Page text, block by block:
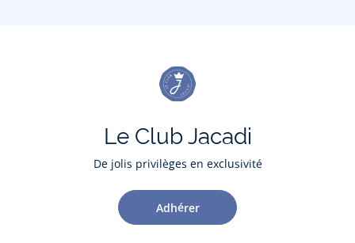
Le Club Jacadi
De jolis privilèges en exclusivité
Adhérer